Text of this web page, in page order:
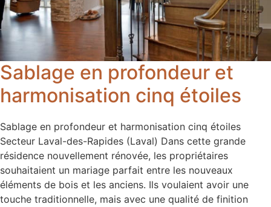
Sablage en profondeur et
harmonisation cinq étoiles
Sablage en profondeur et harmonisation cinq étoiles
Secteur Laval-des-Rapides (Laval) Dans cette grande
résidence nouvellement rénovée, les propriétaires
souhaitaient un mariage parfait entre les nouveaux
éléments de bois et les anciens. Ils voulaient avoir une
touche traditionnelle, mais avec une qualité de finition